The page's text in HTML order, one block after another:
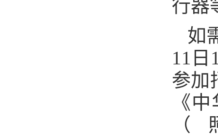
行器
如
11
参加
《